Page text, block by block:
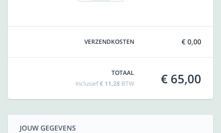
VERZENDKOSTEN € 0,00
TOTAAL
Inclusief€ 11,28 BTW € 65,00
JOUW GEGEVENS